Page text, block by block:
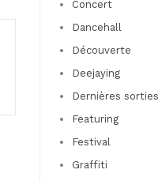
Concert
Dancehall
Découverte
Deejaying
Dernières sorties
Featuring
Festival
Graffiti